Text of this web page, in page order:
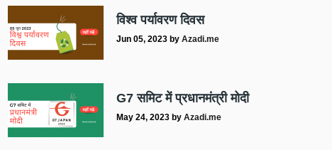
विश्व पर्यावरण दिवस
Jun 05, 2023 by Azadi.me
G7 समिट में प्रधानमंत्री मोदी
May 24, 2023 by Azadi.me